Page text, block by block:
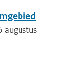
augustus